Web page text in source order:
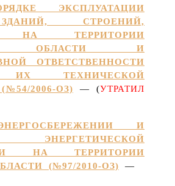
ЭКСПЛУАТАЦИИ
СТРОЕНИЙ,
НА ТЕРРИТОРИИ
ОБЛАСТИ И
ОТВЕТСТВЕННОСТИ
ТЕХНИЧЕСКОЙ
2006-ОЗ) — (УТРАТИЛ
И
ЭНЕРГЕТИЧЕСКОЙ
НА ТЕРРИТОРИИ
(№97/2010-ОЗ) —